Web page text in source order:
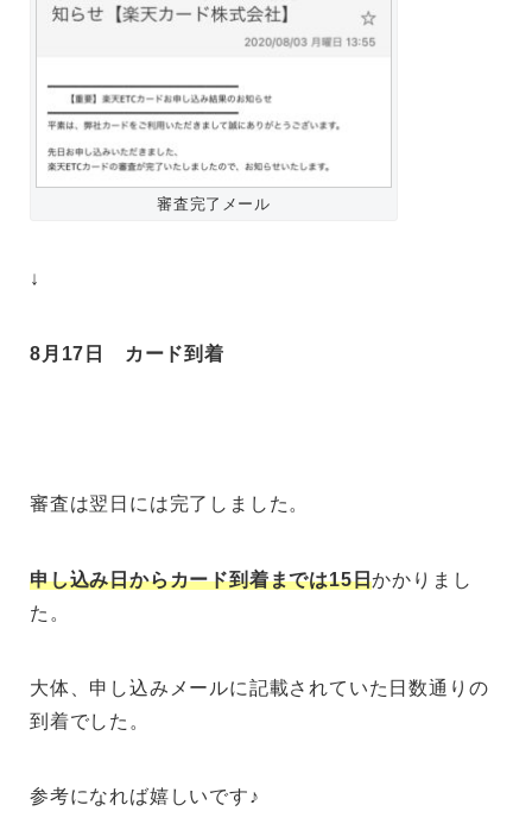
審査完了メール
↓
8月17日 カード到着
審査は翌日には完了しました。
申し込み日からカード到着までは15日かかりまし
た。
大体、申し込みメールに記載されていた日数通りの
到着でした。
参考になれば嬉しいです♪